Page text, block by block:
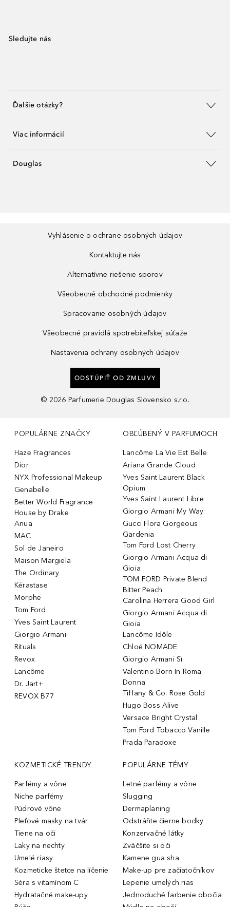
Sledujte nás
Ďalšie otázky?
Viac informácií
Douglas
Vyhlásenie o ochrane osobných údajov
Kontaktujte nás
Alternatívne riešenie sporov
Všeobecné obchodné podmienky
Spracovanie osobných údajov
Všeobecné pravidlá spotrebiteľskej súťaže
Nastavenia ochrany osobných údajov
ODSTÚPIŤ OD ZMLUVY
© 2026 Parfumerie Douglas Slovensko s.r.o.
POPULÁRNE ZNAČKY
Haze Fragrances
Dior
NYX Professional Makeup
Genabelle
Better World Fragrance
House by Drake
Anua
MAC
Sol de Janeiro
Maison Margiela
The Ordinary
Kérastase
Morphe
Tom Ford
Yves Saint Laurent
Giorgio Armani
Rituals
Revox
Lancôme
Dr. Jart+
REVOX B77
OBĽÚBENÝ V PARFUMOCH
Lancôme La Vie Est Belle
Ariana Grande Cloud
Yves Saint Laurent Black
Opium
Yves Saint Laurent Libre
Giorgio Armani My Way
Gucci Flora Gorgeous
Gardenia
Tom Ford Lost Cherry
Giorgio Armani Acqua di
Gioia
TOM FORD Private Blend
Bitter Peach
Carolina Herrera Good Girl
Giorgio Armani Acqua di
Gioia
Lancôme Idôle
Chloé NOMADE
Giorgio Armani Sì
Valentino Born In Roma
Donna
Tiffany & Co. Rose Gold
Hugo Boss Alive
Versace Bright Crystal
Tom Ford Tobacco Vanille
Prada Paradoxe
KOZMETICKÉ TRENDY
Parfémy a vône
Niche parfémy
Púdrové vône
Pleťové masky na tvár
Tiene na oči
Laky na nechty
Umelé riasy
Kozmeticke štetce na líčenie
Séra s vitamínom C
Hydratačné make-upy
POPULÁRNE TÉMY
Letné parfémy a vône
Slugging
Dermaplaning
Odstráňte čierne bodky
Konzervačné látky
Zväčšite si oči
Kamene gua sha
Make-up pre začiatočníkov
Lepenie umelých rias
Jednoduché farbenie obočia